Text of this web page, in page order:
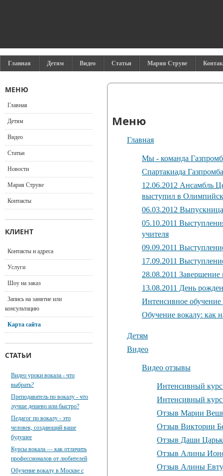
Главная Детям Видео Статьи Мария Струве
Меню
Главная
Мы - команда
Спартакиада
12.06.2012 Ансамбль
выступил в
06.03.2012
05.10.2011
учителя
09.09.2011
17.09.2011
28.08.2011 Завершение
13.08.2011 День
Интенсивное обучение
Обучение вокалу: как
Детям
Видео
Видео отзывы
Интенсивный курс
Интенсивный курс
Отзыв Марии
Отзыв Виктории
Отзыв Даши
Отзыв Алины
Отзыв Алины
МЕНЮ
Главная
Детям
Видео
Статьи
Новости
Мария Струве
Контакты
КЛИЕНТ
Контакты и адреса
Услуги
Шоу на заказ
Запись на занятие или
консультацию
Карта сайта
СТАТЬИ
Видео уроки вокала - что
выбрать?
Преподаватель по вокалу - что
лучше дешево или быстро?
Педагог по вокалу - это
человек, создающий ваше
будущее
Курсы вокала — как отличить
профессионалов от любителей
Обучение вокалу в Москве с